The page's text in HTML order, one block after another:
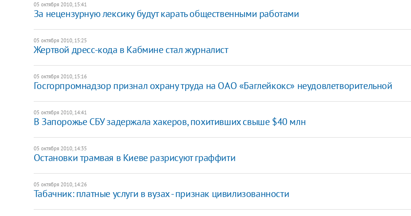
05 октября 2010, 15:41
За нецензурную лексику будут карать общественными работами
05 октября 2010, 15:25
Жертвой дресс-кода в Кабмине стал журналист
05 октября 2010, 15:16
Госгорпромнадзор признал охрану труда на ОАО «Баглейкокс» неудовлетворительной
05 октября 2010, 14:41
В Запорожье СБУ задержала хакеров, похитивших свыше $40 млн
05 октября 2010, 14:35
Остановки трамвая в Киеве разрисуют граффити
05 октября 2010, 14:26
Табачник: платные услуги в вузах - признак цивилизованности